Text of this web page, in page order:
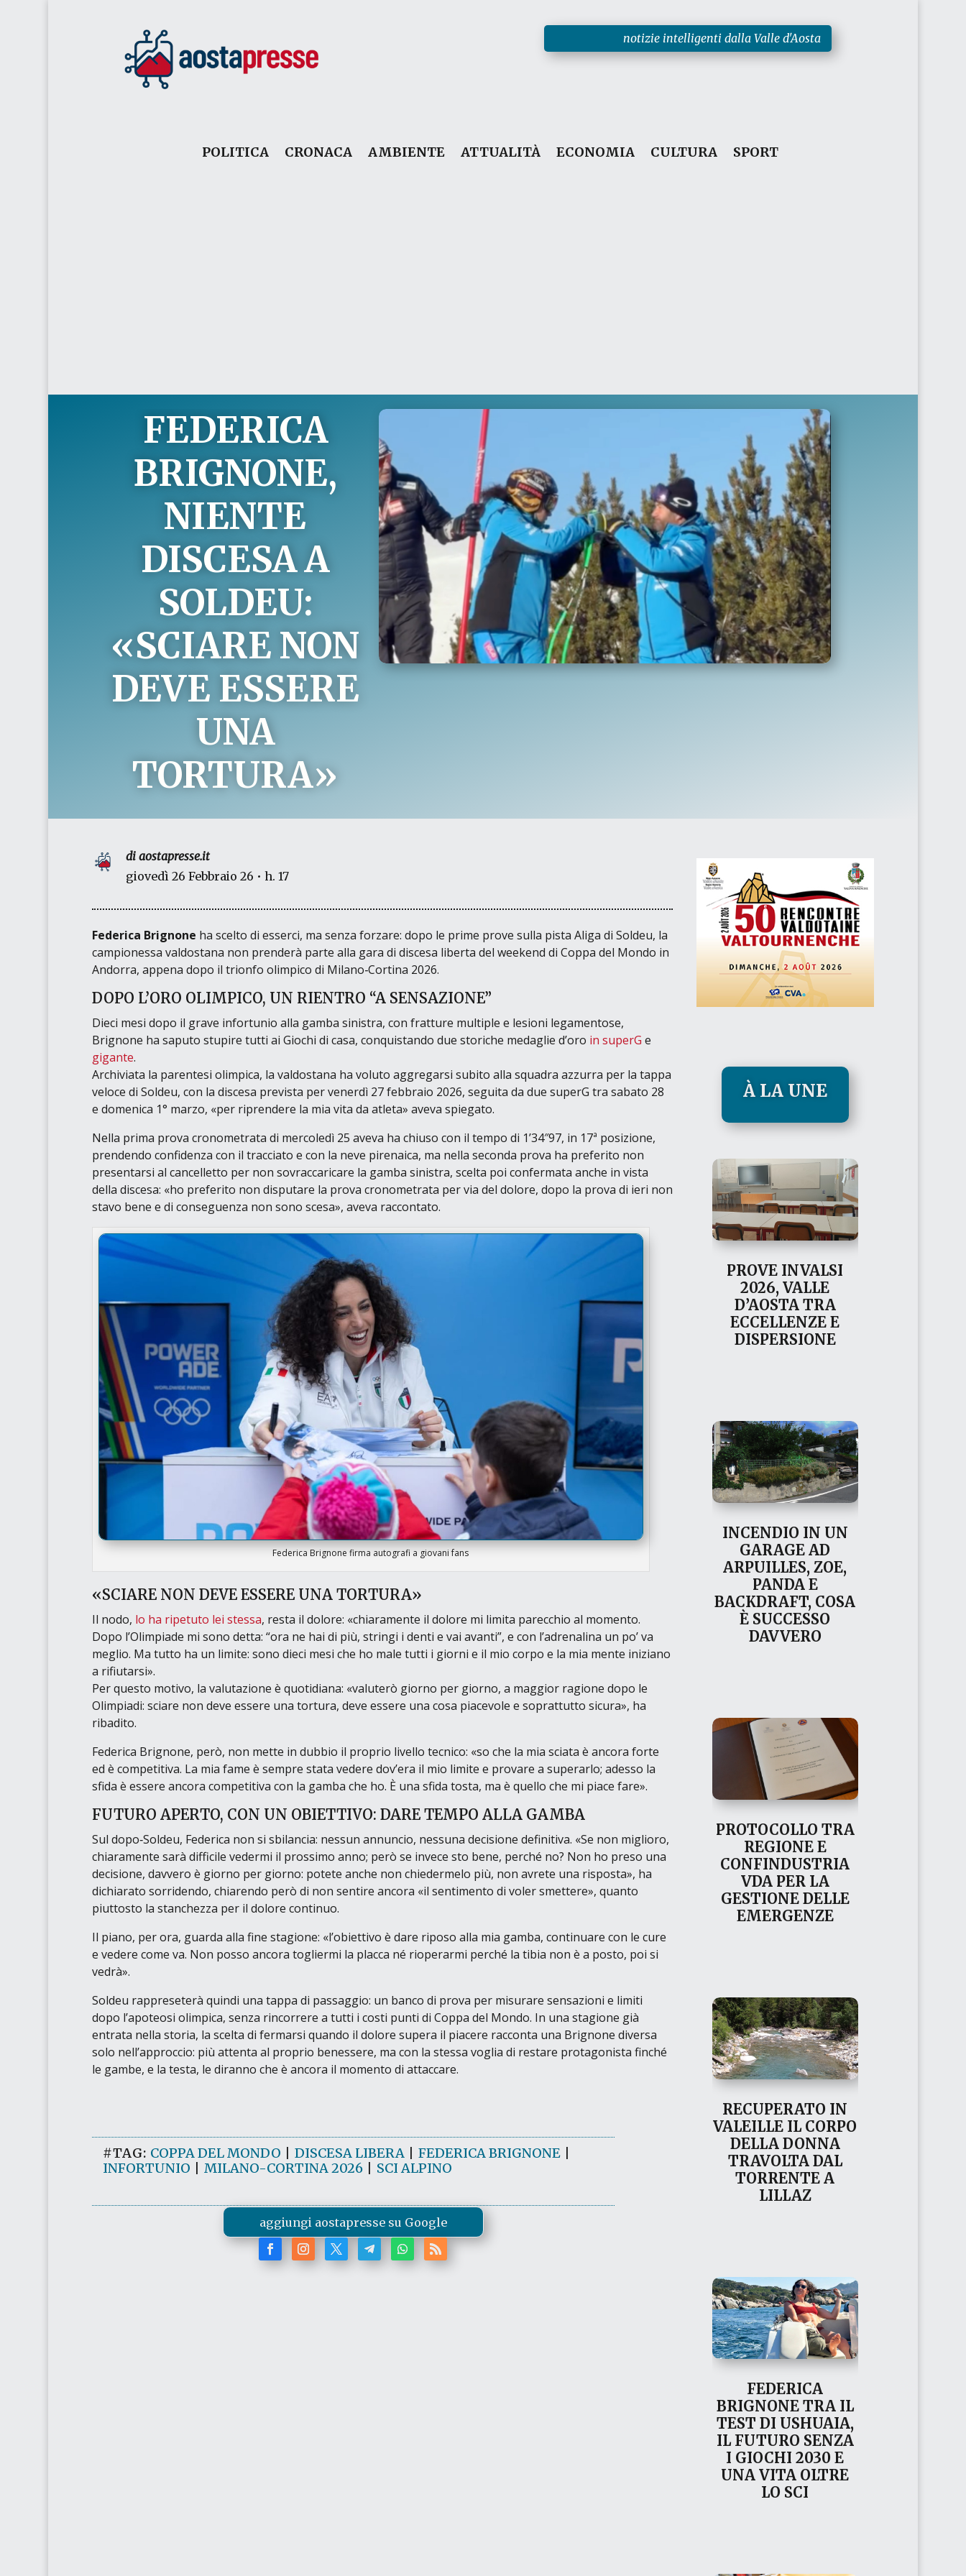
notizie intelligenti dalla Valle d'Aosta
POLITICA CRONACA AMBIENTE ATTUALITÀ ECONOMIA CULTURA SPORT
FEDERICA
BRIGNONE,
NIENTE
DISCESA A
SOLDEU:
«SCIARE NON
DEVE ESSERE
UNA
TORTURA»
di aostapresse.it
giovedì 26 Febbraio 26 • h. 17
Federica Brignone ha scelto di esserci, ma senza forzare: dopo le prime prove sulla pista Aliga di Soldeu, la
campionessa valdostana non prenderà parte alla gara di discesa liberta del weekend di Coppa del Mondo in
Andorra, appena dopo il trionfo olimpico di Milano‑Cortina 2026.
DOPO L’ORO OLIMPICO, UN RIENTRO “A SENSAZIONE”
Dieci mesi dopo il grave infortunio alla gamba sinistra, con fratture multiple e lesioni legamentose,
Brignone ha saputo stupire tutti ai Giochi di casa, conquistando due storiche medaglie d’oro in superG e
gigante.
Archiviata la parentesi olimpica, la valdostana ha voluto aggregarsi subito alla squadra azzurra per la tappa
veloce di Soldeu, con la discesa prevista per venerdì 27 febbraio 2026, seguita da due superG tra sabato 28
e domenica 1° marzo, «per riprendere la mia vita da atleta» aveva spiegato.
Nella prima prova cronometrata di mercoledì 25 aveva ha chiuso con il tempo di 1’34″97, in 17ª posizione,
prendendo confidenza con il tracciato e con la neve pirenaica, ma nella seconda prova ha preferito non
presentarsi al cancelletto per non sovraccaricare la gamba sinistra, scelta poi confermata anche in vista
della discesa: «ho preferito non disputare la prova cronometrata per via del dolore, dopo la prova di ieri non
stavo bene e di conseguenza non sono scesa», aveva raccontato.
Federica Brignone firma autografi a giovani fans
«SCIARE NON DEVE ESSERE UNA TORTURA»
Il nodo, lo ha ripetuto lei stessa, resta il dolore: «chiaramente il dolore mi limita parecchio al momento.
Dopo l’Olimpiade mi sono detta: “ora ne hai di più, stringi i denti e vai avanti”, e con l’adrenalina un po’ va
meglio. Ma tutto ha un limite: sono dieci mesi che ho male tutti i giorni e il mio corpo e la mia mente iniziano
a rifiutarsi».
Per questo motivo, la valutazione è quotidiana: «valuterò giorno per giorno, a maggior ragione dopo le
Olimpiadi: sciare non deve essere una tortura, deve essere una cosa piacevole e soprattutto sicura», ha
ribadito.
​Federica Brignone, però, non mette in dubbio il proprio livello tecnico: «so che la mia sciata è ancora forte
ed è competitiva. La mia fame è sempre stata vedere dov’era il mio limite e provare a superarlo; adesso la
sfida è essere ancora competitiva con la gamba che ho. È una sfida tosta, ma è quello che mi piace fare».
FUTURO APERTO, CON UN OBIETTIVO: DARE TEMPO ALLA GAMBA
Sul dopo‑Soldeu, Federica non si sbilancia: nessun annuncio, nessuna decisione definitiva. «Se non miglioro,
chiaramente sarà difficile vedermi il prossimo anno; però se invece sto bene, perché no? Non ho preso una
decisione, davvero è giorno per giorno: potete anche non chiedermelo più, non avrete una risposta», ha
dichiarato sorridendo, chiarendo però di non sentire ancora «il sentimento di voler smettere», quanto
piuttosto la stanchezza per il dolore continuo.
Il piano, per ora, guarda alla fine stagione: «l’obiettivo è dare riposo alla mia gamba, continuare con le cure
e vedere come va. Non posso ancora togliermi la placca né rioperarmi perché la tibia non è a posto, poi si
vedrà».
Soldeu rappreseterà quindi una tappa di passaggio: un banco di prova per misurare sensazioni e limiti
dopo l’apoteosi olimpica, senza rincorrere a tutti i costi punti di Coppa del Mondo. In una stagione già
entrata nella storia, la scelta di fermarsi quando il dolore supera il piacere racconta una Brignone diversa
solo nell’approccio: più attenta al proprio benessere, ma con la stessa voglia di restare protagonista finché
le gambe, e la testa, le diranno che è ancora il momento di attaccare.
#TAG: COPPA DEL MONDO DISCESA LIBERA| FEDERICA BRIGNONE|
INFORTUNIO
MILANO-CORTINA 2026| SCI ALPINO
aggiungi aostapresse su Google
À LA UNE
PROVE INVALSI
2026, VALLE
D’AOSTA TRA
ECCELLENZE E
DISPERSIONE
INCENDIO IN UN
GARAGE AD
ARPUILLES, ZOE,
PANDA E
BACKDRAFT, COSA
È SUCCESSO
DAVVERO
PROTOCOLLO TRA
REGIONE E
CONFINDUSTRIA
VDA PER LA
GESTIONE DELLE
EMERGENZE
RECUPERATO IN
VALEILLE IL CORPO
DELLA DONNA
TRAVOLTA DAL
TORRENTE A
LILLAZ
FEDERICA
BRIGNONE TRA IL
TEST DI USHUAIA,
IL FUTURO SENZA
I GIOCHI 2030 E
UNA VITA OLTRE
LO SCI